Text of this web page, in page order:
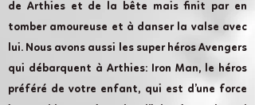
de Arthies et de la bête mais finit par en
tomber amoureuse et à danser la valse avec
lui. Nous avons aussi les super héros Avengers
qui débarquent à Arthies: Iron Man, le héros
préféré de votre enfant, qui est d’une force